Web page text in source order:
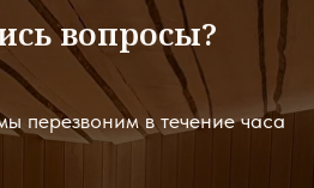
вопросы?
перезвоним в течение часа